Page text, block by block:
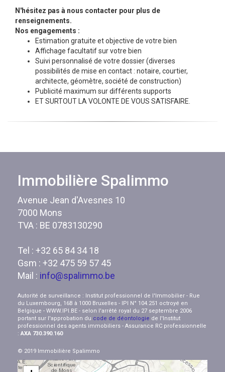
N'hésitez pas à nous contacter pour plus de
renseignements.
Nos engagements :
Estimation gratuite et objective de votre bien
Affichage facultatif sur votre bien
Suivi personnalisé de votre dossier (diverses
possibilités de mise en contact : notaire, courtier,
architecte, géomètre, société de construction)
Publicité maximum sur différents supports
ET SURTOUT LA VOLONTE DE VOUS SATISFAIRE.
Immobilière Spalimmo
Avenue Jean d'Avesnes 10
7000 Mons
TVA : BE 0783130290
Tel : +32 65 84 34 18
Gsm : +32 475 59 57 45
Mail : info@spalimmo.be
Autorité de surveillance : Institut professionnel de l'Immobilier - Rue
du Luxembourg, 16B à 1000 Bruxelles - IPI N° 104.251 octroyé en
Belgique - WWW.IPI.BE - selon l'arrêté royal du 27 septembre 2006
portant sur l'approbation du code de déontologie de l'Institut
professionnel des agents immobiliers - Assurance RC professionnelle
: AXA 730.390.160
© 2019 Immobilière Spalimmo